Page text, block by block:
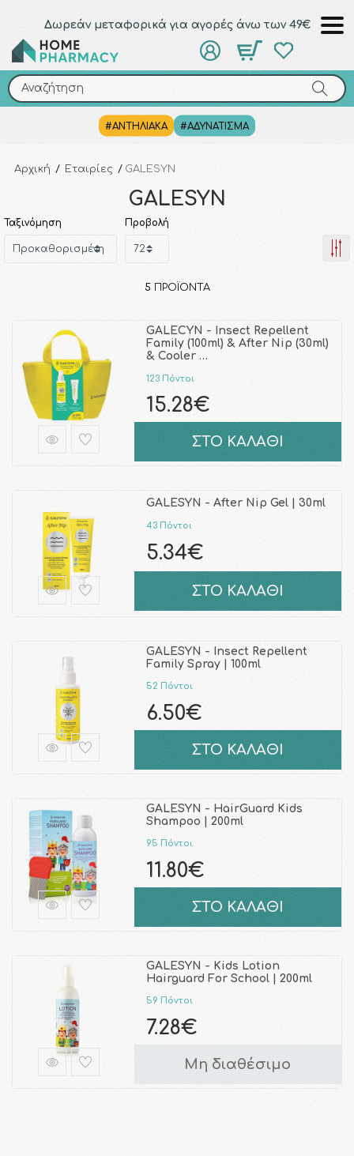
Δωρεάν μεταφορικά για αγορές άνω των 49€
Αναζήτηση
#ΑΝΤΗΛΙΑΚΑ #ΑΔΥΝΑΤΙΣΜΑ
Αναζήτηση
Αρχική / Εταιρίες / GALESYN
GALESYN
Ταξινόμηση Προβολή
5 ΠΡΟΪΌΝΤΑ
GALECYN - Insect Repellent
Family (100ml) & After Nip (30ml)
& Cooler …
123 Πόντοι
15.28€
ΣΤΟ ΚΑΛΑΘΙ
GALESYN - After Nip Gel | 30ml
43 Πόντοι
5.34€
ΣΤΟ ΚΑΛΑΘΙ
GALESYN - Insect Repellent
Family Spray | 100ml
52 Πόντοι
6.50€
ΣΤΟ ΚΑΛΑΘΙ
GALESYN - HairGuard Kids
Shampoo | 200ml
95 Πόντοι
11.80€
ΣΤΟ ΚΑΛΑΘΙ
GALESYN - Kids Lotion
Hairguard For School | 200ml
59 Πόντοι
7.28€
Μη διαθέσιμο